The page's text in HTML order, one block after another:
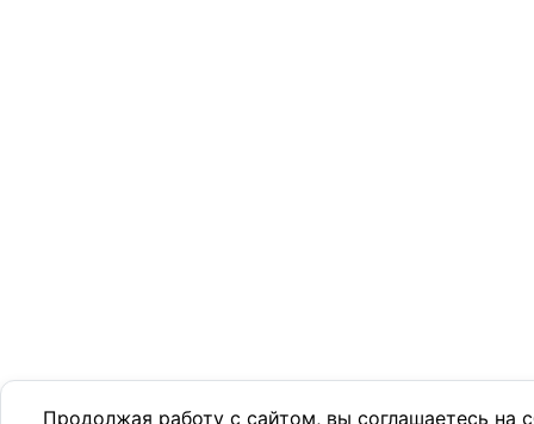
Продолжая работу с сайтом, вы соглашаетесь на